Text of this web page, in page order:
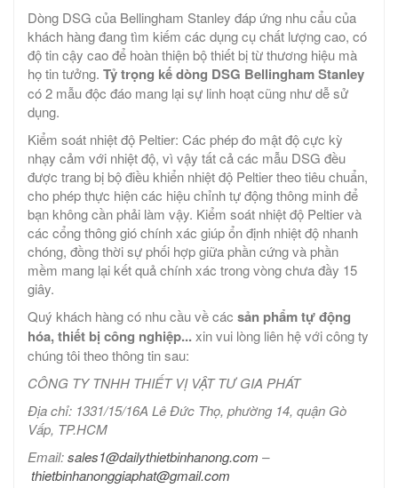
Dòng DSG của Bellingham Stanley đáp ứng nhu cẩu của
khách hàng đang tìm kiếm các dụng cụ chất lượng cao, có
độ tin cậy cao để hoàn thiện bộ thiết bị từ thương hiệu mà
họ tin tưởng. Tỷ trọng kế dòng DSG Bellingham Stanley
có 2 mẫu độc đáo mang lại sự linh hoạt cũng như dễ sử
dụng.
Kiểm soát nhiệt độ Peltier: Các phép đo mật độ cực kỳ
nhạy cảm với nhiệt độ, vì vậy tất cả các mẫu DSG đều
được trang bị bộ điều khiển nhiệt độ Peltier theo tiêu chuẩn,
cho phép thực hiện các hiệu chỉnh tự động thông minh để
bạn không cần phải làm vậy. Kiểm soát nhiệt độ Peltier và
các cổng thông gió chính xác giúp ổn định nhiệt độ nhanh
chóng, đồng thời sự phối hợp giữa phần cứng và phần
mềm mang lại kết quả chính xác trong vòng chưa đầy 15
giây.
Quý khách hàng có nhu cầu về các sản phẩm tự động
hóa, thiết bị công nghiệp...xin vui lòng liên hệ với công ty
chúng tôi theo thông tin sau:
CÔNG TY TNHH THIẾT VỊ VẬT TƯ GIA PHÁT
Địa chỉ: 1331/15/16A Lê Đức Thọ, phường 14, quận Gò
Vấp, TP.HCM
Email:sales1@dailythietbinhanong.com –
thietbinhanonggiaphat@gmail.com